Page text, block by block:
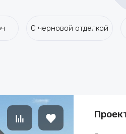
С черновой отделкой